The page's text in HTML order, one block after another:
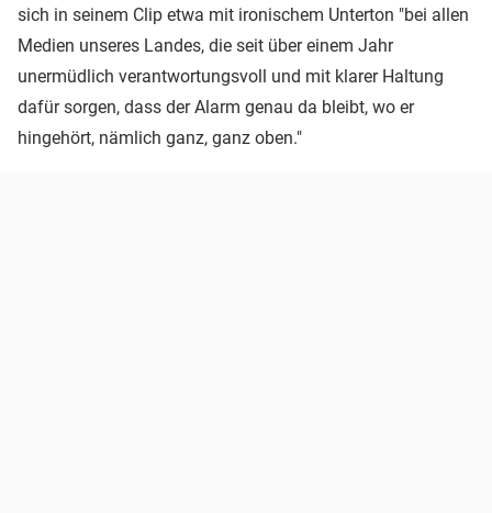
sich in seinem Clip etwa mit ironischem Unterton "bei allen
Medien unseres Landes, die seit über einem Jahr
unermüdlich verantwortungsvoll und mit klarer Haltung
dafür sorgen, dass der Alarm genau da bleibt, wo er
hingehört, nämlich ganz, ganz oben."